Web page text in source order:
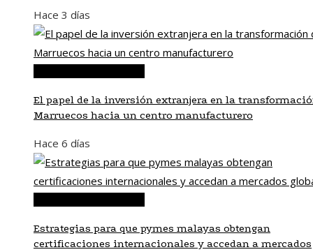
Hace 3 días
El papel de la inversión extranjera en la
Marruecos hacia un centro manufacturero
Hace 6 días
Estrategias para que pymes malayas obtengan
certificaciones internacionales y accedan a mercados